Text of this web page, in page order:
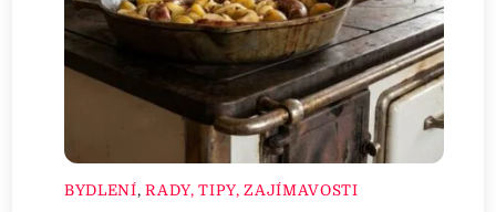
BYDLENÍ,RADY, TIPY, ZAJÍMAVOSTI